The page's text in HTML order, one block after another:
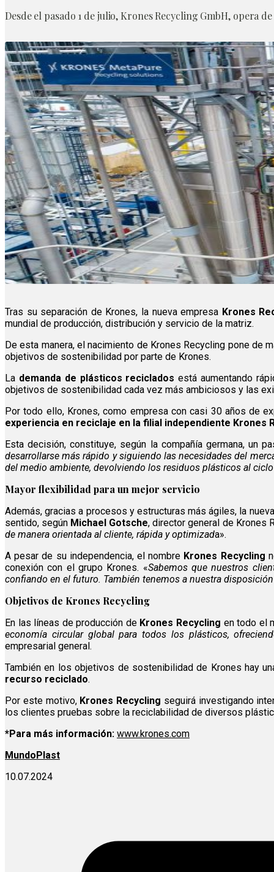
Desde el pasado 1 de julio, Krones Recycling GmbH, opera
Tras su separación de Krones, la nueva empresa Krones
mundial de producción, distribución y servicio de la matriz.
De esta manera, el nacimiento de Krones Recycling pone de
objetivos de sostenibilidad por parte de Krones.
La demanda de plásticos reciclados está aumentando
objetivos de sostenibilidad cada vez más ambiciosos y las
Por todo ello, Krones, como empresa con casi 30 años de
experiencia en reciclaje en la filial independiente Krones
Esta decisión, constituye, según la compañía germana, un
desarrollarse más rápido y siguiendo las necesidades del
del medio ambiente, devolviendo los residuos plásticos al
Mayor flexibilidad para un mejor servicio
Además, gracias a procesos y estructuras más ágiles, la
sentido, según Michael Gotsche, director general de Krones
de manera orientada al cliente, rápida y optimizada».
A pesar de su independencia, el nombre Krones Recycling
conexión con el grupo Krones. «Sabemos que nuestros
confiando en el futuro. También tenemos a nuestra
Objetivos de Krones Recycling
En las líneas de producción de Krones Recycling en todo el
economía circular global para todos los plásticos,
empresarial general.
También en los objetivos de sostenibilidad de Krones hay
recurso reciclado.
Por este motivo, Krones Recycling seguirá investigando
los clientes pruebas sobre la reciclabilidad de diversos
*Para más información: www.krones.com
MundoPlast
10.07.2024